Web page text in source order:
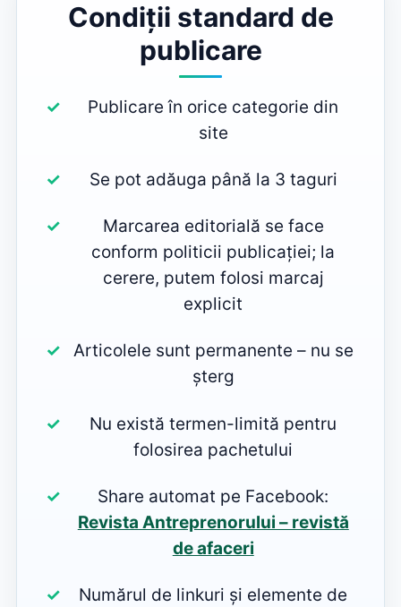
Condiții standard de
publicare
Publicare în orice categorie din
site
Se pot adăuga până la 3 taguri
Marcarea editorială se face
conform politicii publicației; la
cerere, putem folosi marcaj
explicit
Articolele sunt permanente – nu se
șterg
Nu există termen-limită pentru
folosirea pachetului
Share automat pe Facebook:
Revista Antreprenorului – revistă
de afaceri
Numărul de linkuri și elemente de